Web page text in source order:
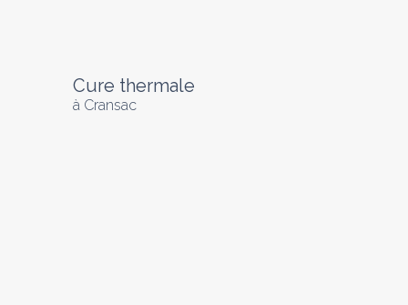
Cure thermale
à Cransac